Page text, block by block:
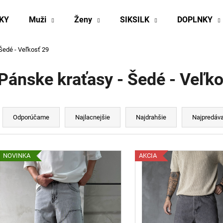
Muži Ženy SIKSILK DOPLNKY
- Veľkosť 29
kraťasy - Šedé -
R
Odporúčame Najlacnejšie Najdrahšie
NOVINKA AKCIA
Čo potrebujete nájsť?
Odporúčame